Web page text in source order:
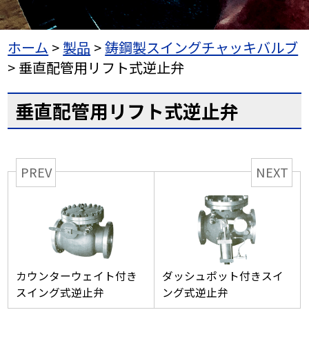
ホーム > 製品 >鋳鋼製スイングチャッキバルブ
> 垂直配管用リフト式逆止弁
垂直配管用リフト式逆止弁
PREV
カウンターウェイト付き
スイング式逆止弁
NEXT
ダッシュポット付きスイ
ング式逆止弁